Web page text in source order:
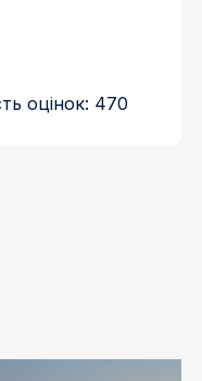
оцінок: 470